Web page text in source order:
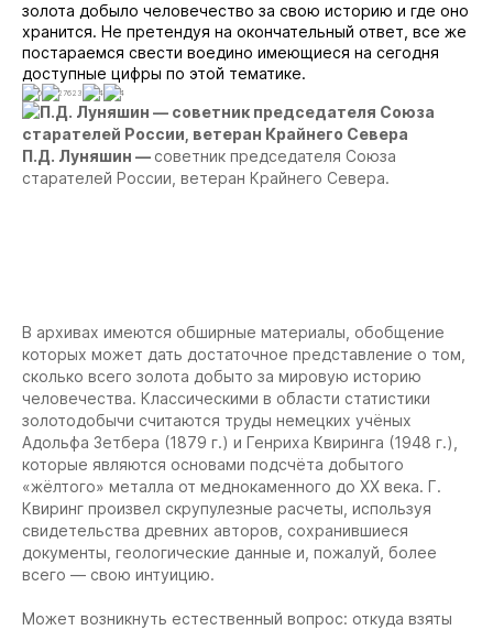
золота добыло человечество за свою историю и где оно
хранится. Не претендуя на окончательный ответ, все же
постараемся свести воедино имеющиеся на сегодня
доступные цифры по этой тематике.
0 27623 4 4
П.Д. Луняшин — советник председателя Союза
старателей России, ветеран Крайнего Севера.
В архивах имеются обширные материалы, обобщение
которых может дать достаточное представление о том,
сколько всего золота добыто за мировую историю
человечества. Классическими в области статистики
золотодобычи считаются труды немецких учёных
Адольфа Зетбера (1879 г.) и Генриха Квиринга (1948 г.),
которые являются основами подсчёта добытого
«жёлтого» металла от меднокаменного до XX века. Г.
Квиринг произвел скрупулезные расчеты, используя
свидетельства древних авторов, сохранившиеся
документы, геологические данные и, пожалуй, более
всего — свою интуицию.
Может возникнуть естественный вопрос: откуда взяты